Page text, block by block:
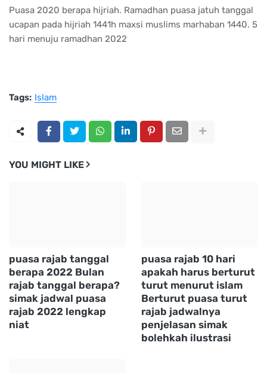
Puasa 2020 berapa hijriah. Ramadhan puasa jatuh tanggal
ucapan pada hijriah 1441h maxsi muslims marhaban 1440. 5
hari menuju ramadhan 2022
Tags: Islam
YOU MIGHT LIKE
puasa rajab tanggal
berapa 2022 Bulan
rajab tanggal berapa?
simak jadwal puasa
rajab 2022 lengkap
niat
puasa rajab 10 hari
apakah harus berturut
turut menurut islam
Berturut puasa turut
rajab jadwalnya
penjelasan simak
bolehkah ilustrasi